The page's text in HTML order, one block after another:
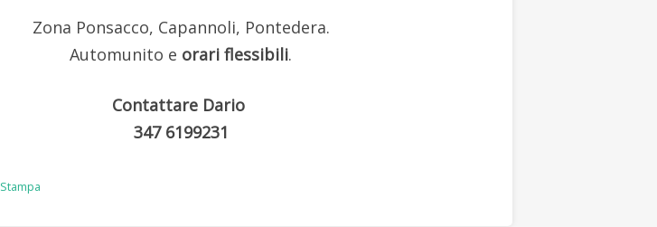
Zona Ponsacco, Capannoli, Pontedera.
Automunito e orari flessibili.
Contattare Dario
347 6199231
Stampa